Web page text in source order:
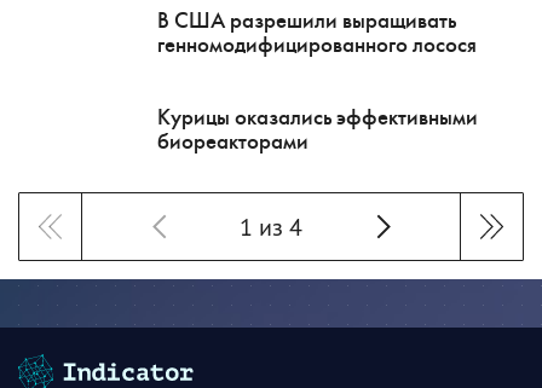
В США разрешили выращивать
генномодифицированного лосося
Курицы оказались эффективными
биореакторами
1 из 4